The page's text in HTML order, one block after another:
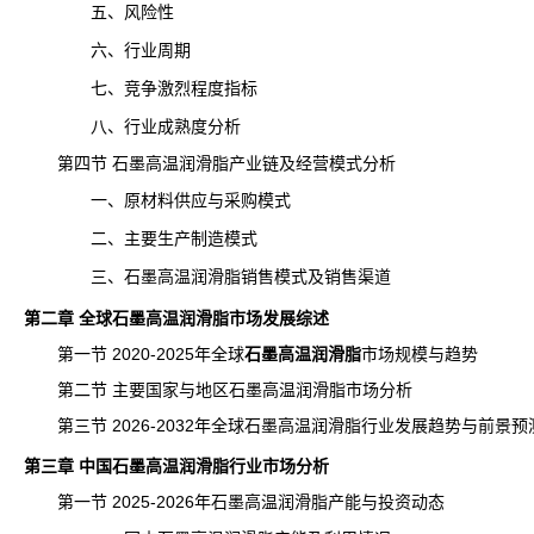
五、风险性
六、行业周期
七、竞争激烈程度指标
八、行业成熟度分析
第四节 石墨高温润滑脂产业链及经营模式分析
一、原材料供应与采购模式
二、主要生产制造模式
三、石墨高温润滑脂销售模式及销售渠道
第二章 全球石墨高温润滑脂市场发展综述
第一节 2020-2025年全球石墨高温润滑脂市场规模与趋势
第二节 主要国家与地区石墨高温润滑脂市场分析
第三节 2026-2032年全球石墨高温润滑脂行业发展趋势与前景预
第三章 中国石墨高温润滑脂行业市场分析
第一节 2025-2026年石墨高温润滑脂产能与投资动态